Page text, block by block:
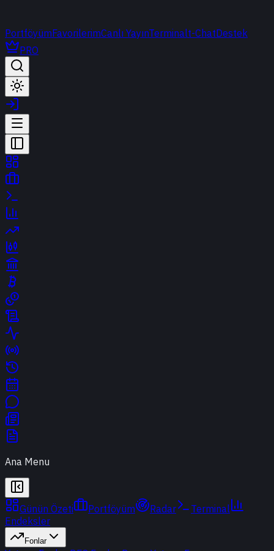
PortföyümFavorilerimCanlı YayınTerminalt-ChatDestek
PRO
Ana Menu
Günün Özeti Portföyüm Radar
Terminal
Endeksler
Fonlar